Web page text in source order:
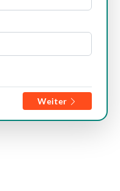
Weiter